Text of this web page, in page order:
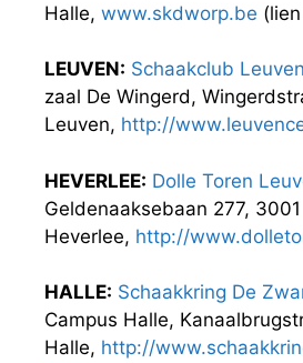
Halle, www.skdworp.be
LEUVEN: Schaakclub
zaal De Wingerd,
Leuven, http://
HEVERLEE: Dolle Toren
Geldenaaksebaan 277, 3001
Heverlee, http://
HALLE: Schaakkring De
Campus Halle,
Halle, http://